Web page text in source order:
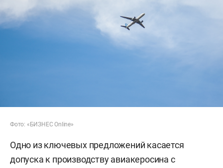
Фото: «БИЗНЕС Online»
Одно из ключевых предложений касается
допуска к производству авиакеросина с